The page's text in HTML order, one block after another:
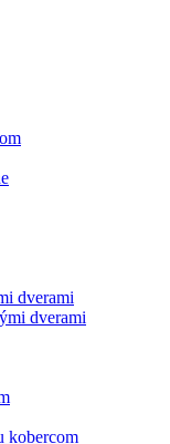
dverami
dverami
kobercom